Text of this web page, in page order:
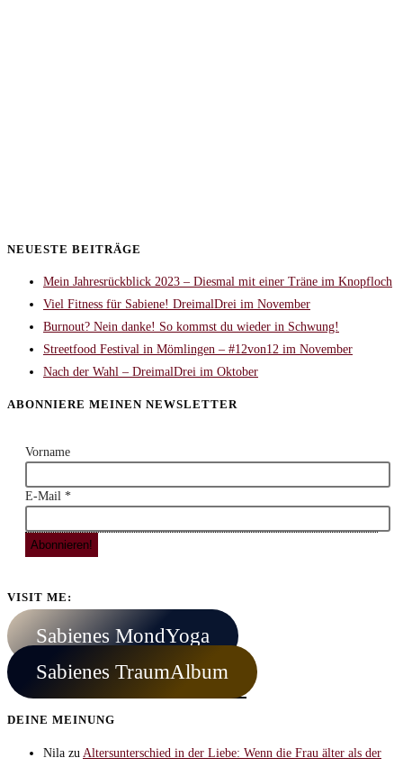
NEUESTE BEITRÄGE
Mein Jahresrückblick 2023 – Diesmal mit einer Träne im Knopfloch
Viel Fitness für Sabiene! DreimalDrei im November
Burnout? Nein danke! So kommst du wieder in Schwung!
Streetfood Festival in Mömlingen – #12von12 im November
Nach der Wahl – DreimalDrei im Oktober
ABONNIERE MEINEN NEWSLETTER
Vorname
E-Mail *
VISIT ME:
Sabienes MondYoga
Sabienes TraumAlbum
DEINE MEINUNG
Nila zu Altersunterschied in der Liebe: Wenn die Frau älter als der